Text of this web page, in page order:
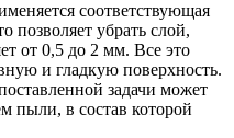
соответствующая
убрать слой,
от 0,5 до 2 мм. Все это
и гладкую поверхность.
задачи может
пыли, в состав которой